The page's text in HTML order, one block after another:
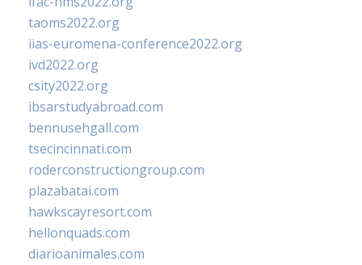
taoms2022.org
iias-euromena-conference2022.org
ivd2022.org
csity2022.org
ibsarstudyabroad.com
bennusehgall.com
tsecincinnati.com
roderconstructiongroup.com
plazabatai.com
hawkscayresort.com
hellonquads.com
diarioanimales.com